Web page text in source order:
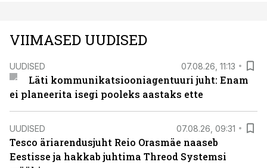
VIIMASED UUDISED
UUDISED 07.08.26, 11:13
Läti kommunikatsiooniagentuuri juht: Enam
ei planeerita isegi pooleks aastaks ette
UUDISED 07.08.26, 09:31
Tesco äriarendusjuht Reio Orasmäe naaseb
Eestisse ja hakkab juhtima Threod Systemsi